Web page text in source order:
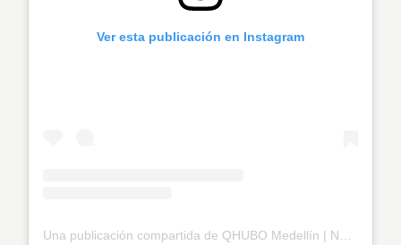
Ver esta publicación en Instagram